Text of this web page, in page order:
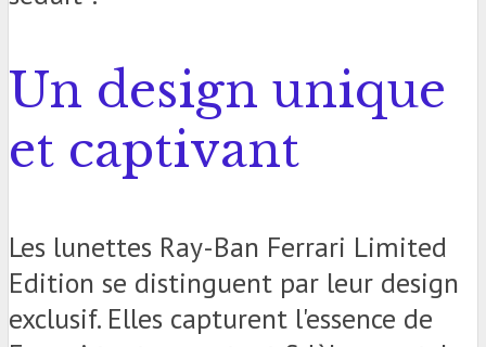
Un design unique
et captivant
Les lunettes Ray-Ban Ferrari Limited
Edition se distinguent par leur design
exclusif. Elles capturent l'essence de